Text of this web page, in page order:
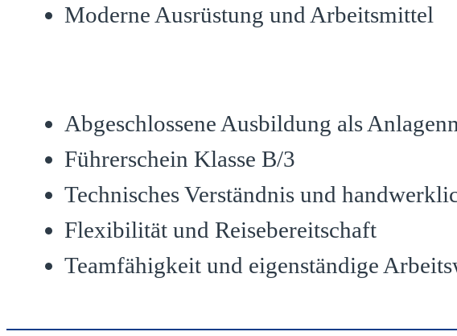
Moderne Ausrüstung und Arbeitsmittel
Abgeschlossene Ausbildung als
Führerschein Klasse B/3
Technisches Verständnis und
Flexibilität und Reisebereitschaft
Teamfähigkeit und eigenständige